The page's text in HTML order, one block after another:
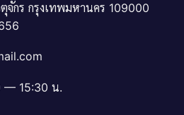
จักร กรุงเทพมหานคร 109000
— 15:30 น.